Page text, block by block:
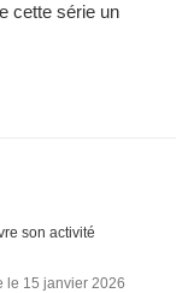
cette série un
son activité
le 15 janvier 2026